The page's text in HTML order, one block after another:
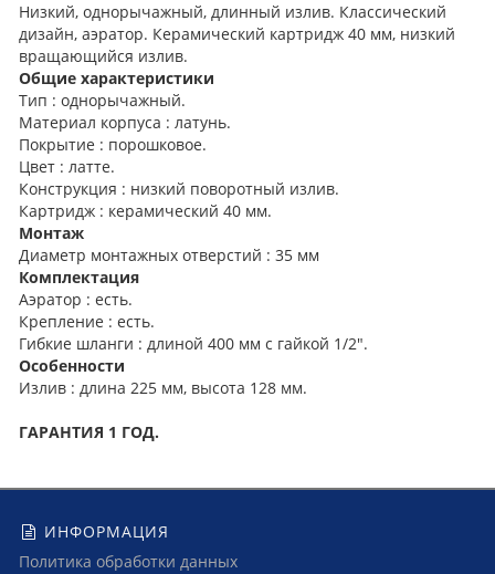
Низкий, однорычажный, длинный излив. Классический
дизайн, аэратор. Керамический картридж 40 мм, низкий
вращающийся излив.
Общие характеристики
Тип : однорычажный.
Материал корпуса : латунь.
Покрытие : порошковое.
Цвет : латте.
Конструкция : низкий поворотный излив.
Картридж : керамический 40 мм.
Монтаж
Диаметр монтажных отверстий : 35 мм
Комплектация
Аэратор : есть.
Крепление : есть.
Гибкие шланги : длиной 400 мм с гайкой 1/2".
Особенности
Излив : длина 225 мм, высота 128 мм.
ГАРАНТИЯ 1 ГОД.
ИНФОРМАЦИЯ
Политика обработки данных